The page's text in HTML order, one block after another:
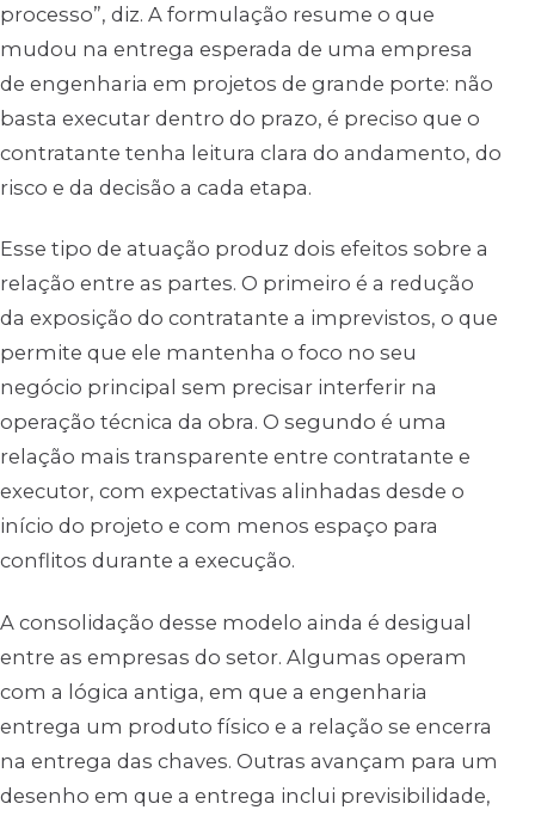
processo”, diz. A formulação resume o que
mudou na entrega esperada de uma empresa
de engenharia em projetos de grande porte: não
basta executar dentro do prazo, é preciso que o
contratante tenha leitura clara do andamento, do
risco e da decisão a cada etapa.
Esse tipo de atuação produz dois efeitos sobre a
relação entre as partes. O primeiro é a redução
da exposição do contratante a imprevistos, o que
permite que ele mantenha o foco no seu
negócio principal sem precisar interferir na
operação técnica da obra. O segundo é uma
relação mais transparente entre contratante e
executor, com expectativas alinhadas desde o
início do projeto e com menos espaço para
conflitos durante a execução.
A consolidação desse modelo ainda é desigual
entre as empresas do setor. Algumas operam
com a lógica antiga, em que a engenharia
entrega um produto físico e a relação se encerra
na entrega das chaves. Outras avançam para um
desenho em que a entrega inclui previsibilidade,